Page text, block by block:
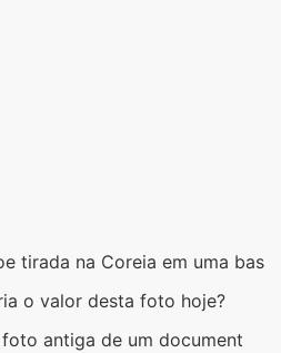
tirada na Coreia em uma bas
o valor desta foto hoje?
antiga de um document